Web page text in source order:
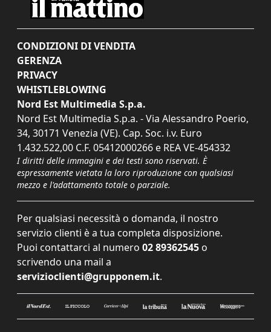
CONDIZIONI DI VENDITA
GERENZA
PRIVACY
WHISTLEBLOWING
Nord Est Multimedia S.p.a.
Nord Est Multimedia S.p.a. - Via Alessandro Poerio,
34, 30171 Venezia (VE). Cap. Soc. i.v. Euro
1.432.522,00 C.F. 05412000266 e REA VE-454332
I diritti delle immagini e dei testi sono riservati. È
espressamente vietata la loro riproduzione con qualsiasi
mezzo e l'adattamento totale o parziale.
Per qualsiasi necessità o domanda, il nostro
servizio clienti è a tua completa disposizione.
Puoi contattarci al numero 02 89362545 o
scrivendo una mail a
servizioclienti@grupponem.it.